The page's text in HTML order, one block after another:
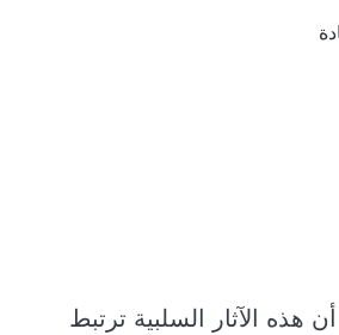
هذه الآثار السلبية ترتبط